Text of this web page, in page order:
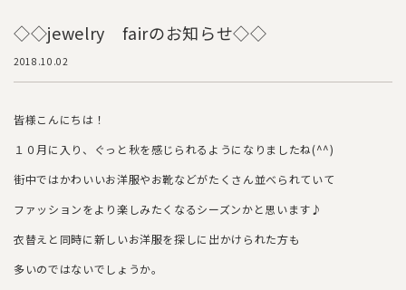
◇◇jewelry fairのお知らせ◇◇
2018.10.02
皆様こんにちは！
１０月に入り、ぐっと秋を感じられるようになりましたね(^^)
街中ではかわいいお洋服やお靴などがたくさん並べられていて
ファッションをより楽しみたくなるシーズンかと思います♪
衣替えと同時に新しいお洋服を探しに出かけられた方も
多いのではないでしょうか。